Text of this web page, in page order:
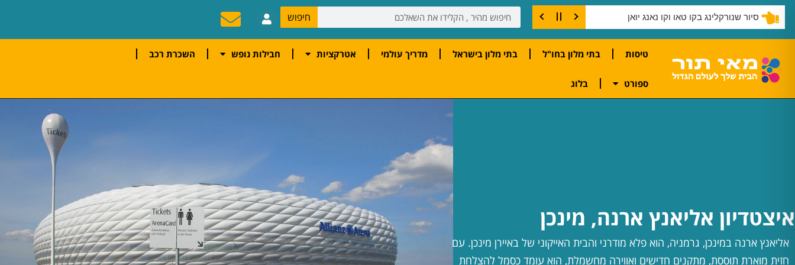
סיור שנורקלינג בקו טאו וקו נאנג יואן חיפוש
טיסות בתי מלון בחו"ל בתי מלון בישראל מדריך עולמי אטרקציות חבילות נופש השכרת רכב
ספורט בלוג
איצטדיון אליאנץ ארנה, מינכן
אליאנץ ארנה במינכן, גרמניה, הוא פלא מודרני והבית האייקוני של באיירן מינכן. עם
חזית מוארת תוססת, מתקנים חדישים ואווירה מחשמלת, הוא עומד כסמל להצלחת